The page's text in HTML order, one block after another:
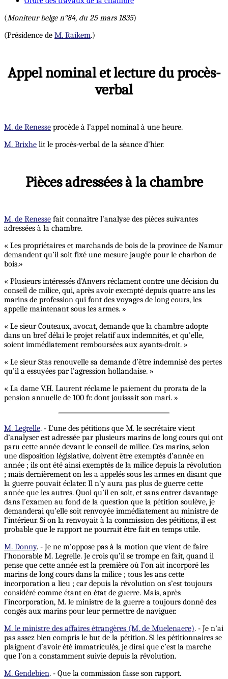
(Moniteur belge n°84, du 25 mars 1835)
(Présidence de M. Raikem.)
Appel nominal et lecture du procès-
verbal
M. de Renesse procède à l’appel nominal à une heure.
M. Brixhe lit le procès-verbal de la séance d’hier.
Pièces adressées à la chambre
M. de Renesse fait connaître l’analyse des pièces suivantes
adressées à la chambre.
« Les propriétaires et marchands de bois de la province de Namur
demandent qu’il soit fixé une mesure jaugée pour le charbon de
bois.»
« Plusieurs intéressés d’Anvers réclament contre une décision du
conseil de milice, qui, après avoir exempté depuis quatre ans les
marins de profession qui font des voyages de long cours, les
appelle maintenant sous les armes. »
« Le sieur Couteaux, avocat, demande que la chambre adopte
dans un bref délai le projet relatif aux indemnités, et qu’elle,
soient immédiatement remboursées aux ayants-droit. »
« Le sieur Stas renouvelle sa demande d’être indemnisé des pertes
qu’il a essuyées par l’agression hollandaise. »
« La dame V.H. Laurent réclame le paiement du prorata de la
pension annuelle de 100 fr. dont jouissait son mari. »
M. Legrelle. - L’une des pétitions que M. le secrétaire vient
d’analyser est adressée par plusieurs marins de long cours qui ont
paru cette année devant le conseil de milice. Ces marins, selon
une disposition législative, doivent être exemptés d’année en
année ; ils ont été ainsi exemptés de la milice depuis la révolution
; mais dernièrement on les a appelés sous les armes en disant que
la guerre pouvait éclater. Il n’y aura pas plus de guerre cette
année que les autres. Quoi qu’il en soit, et sans entrer davantage
dans l’examen au fond de la question que la pétition soulève, je
demanderai qu’elle soit renvoyée immédiatement au ministre de
l’intérieur. Si on la renvoyait à la commission des pétitions, il est
probable que le rapport ne pourrait être fait en temps utile.
M. Donny. - Je ne m’oppose pas à la motion que vient de faire
l’honorable M. Legrelle. Je crois qu’il se trompe en fait, quand il
pense que cette année est la première où l’on ait incorporé les
marins de long cours dans la milice ; tous les ans cette
incorporation a lieu ; car depuis la révolution on s’est toujours
considéré comme étant en état de guerre. Mais, après
l’incorporation, M. le ministre de la guerre a toujours donné des
congés aux marins pour leur permettre de naviguer.
M. le ministre des affaires étrangères (M. de Muelenaere). - Je n’ai
pas assez bien compris le but de la pétition. Si les pétitionnaires se
plaignent d’avoir été immatriculés, je dirai que c’est la marche
que l’on a constamment suivie depuis la révolution.
M. Gendebien. - Que la commission fasse son rapport.